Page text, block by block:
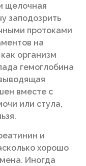
щелочная
заподозрить
протоками
на
организм
гемоглобина
вместе с
или стула,
и
хорошо
Иногда